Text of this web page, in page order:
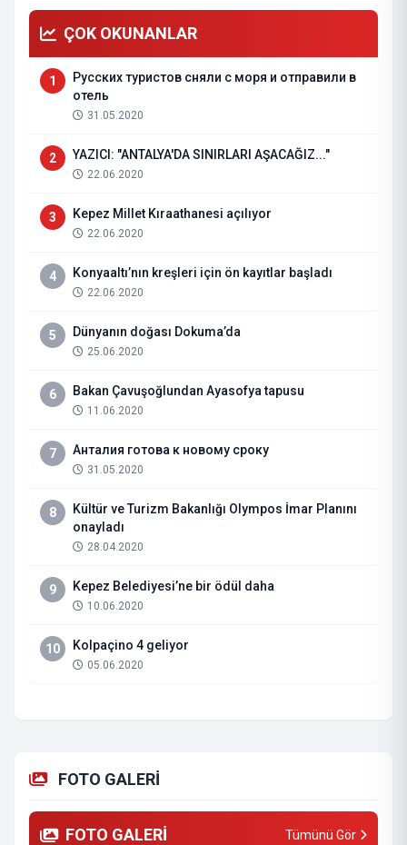
ÇOK OKUNANLAR
1
Русских туристов сняли с моря и отправили в
отель
31.05.2020
2 YAZICI: "ANTALYA'DA SINIRLARI AŞACAĞIZ..."
22.06.2020
3 Kepez Millet Kıraathanesi açılıyor
22.06.2020
4 Konyaaltı’nın kreşleri için ön kayıtlar başladı
22.06.2020
5 Dünyanın doğası Dokuma’da
25.06.2020
6 Bakan Çavuşoğlundan Ayasofya tapusu
11.06.2020
7 Анталия готова к новому сроку
31.05.2020
8
Kültür ve Turizm Bakanlığı Olympos İmar Planını
onayladı
28.04.2020
9 Kepez Belediyesi’ne bir ödül daha
10.06.2020
10 Kolpaçino 4 geliyor
05.06.2020
FOTO GALERİ
FOTO GALERİ Tümünü Gör